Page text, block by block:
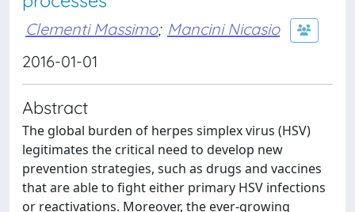
Clementi Massimo; Mancini Nicasio
2016-01-01
Abstract
The global burden of herpes simplex virus (HSV)
legitimates the critical need to develop new
prevention strategies, such as drugs and vaccines
that are able to fight either primary HSV infections
or reactivations. Moreover, the ever-growing